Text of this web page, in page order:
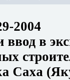
2004
ввод в
Саха